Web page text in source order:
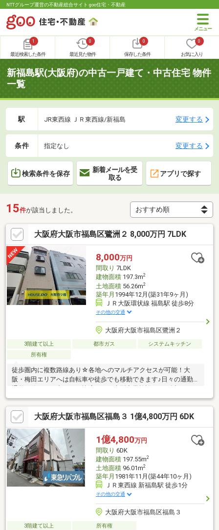
NTTグループ運営の不動産総合サイト goo住宅・不動産
1
最近検索した条件
0
最近見た物件
0
保存した条件
0
お気に入り
新福島駅(大阪府)の中古一戸建て・中古住宅 物件
一覧
駅 JR東西線 ＪＲ東西線/新福島 変更する
条件 指定なし 変更する
検索条件を保存
新着メールを受
取る
アプリで探す
15件が該当しました。
大阪府大阪市福島区鷺洲２ 8,000万円 7LDK
8,000万円
間取り 7LDK
建物面積197.3m2
土地面積56.26m2
築年月 1994年12月(築31年9ヶ月)
ＪＲ大阪環状線 福島駅 徒歩8分
その他の交通
大阪府大阪市福島区鷺洲２
3階建て以上 都市ガス
システムキッチン
所有権
徒歩圏内に複数路線あり☆各地へのマルチアクセスが可能！大
阪・梅田エリアへは自転車や徒歩でも移動できます♪日々の通勤・
り、スーパーやドラッグストア、飲食店が充実◎保育園、小学校
も徒歩圏にあり子育て世帯にもおすすめです。都会の利便性をフ
ルに享受しながら、落ち着いた下町の空気も残る住宅地☆ゆとり
ある7LDK♪二世帯住宅、ワークスペース、趣味の部屋などあらゆ
るライフスタイルにフィットします。室内はエレベーターもあ
り、ご高齢の方の移動もしやすくなっておりご家族みなさんが安
心してお住まいいただけます☆
大阪府大阪市福島区福島３ 1億4,800万円 6DK
1億4,800万円
間取り 6DK
建物面積197.55m2
土地面積96.01m2
築年月 1981年11月(築44年10ヶ月)
ＪＲ東西線 新福島駅 徒歩1分
その他の交通
大阪府大阪市福島区福島３
3階建て以上 所有権